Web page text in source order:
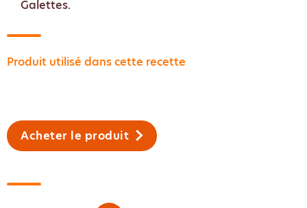
Galettes.
Produit utilisé dans cette recette
Acheter le produit